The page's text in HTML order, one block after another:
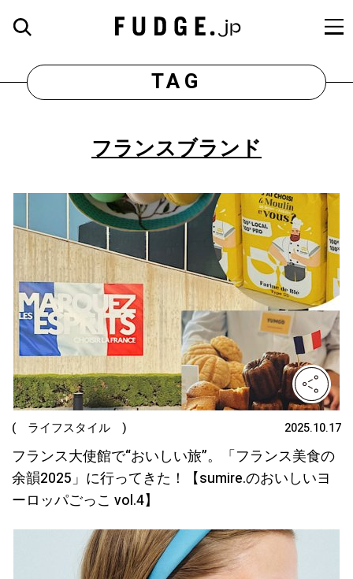
TAG
フランスブランド
( ライフスタイル ) 2025.10.17
フランス大使館で“おいしい旅”。「フランス美食の
余韻2025」に行ってきた！【sumire.のおいしいヨ
ーロッパごっこ vol.4】